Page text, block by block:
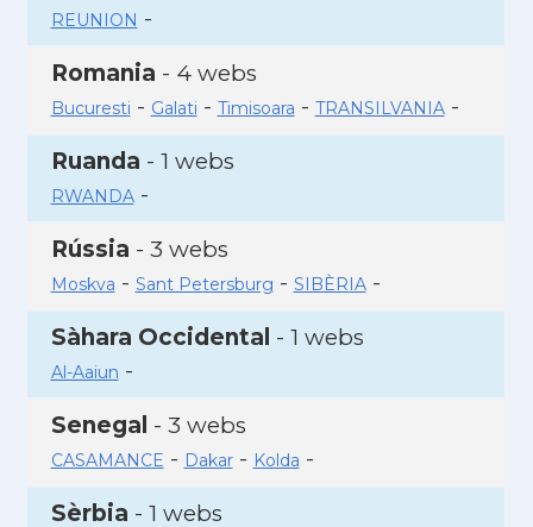
REUNION -
Romania - 4 webs
Bucuresti - Galati - Timisoara - TRANSILVANIA-
Ruanda - 1 webs
RWANDA-
Rússia - 3 webs
Moskva - Sant Petersburg - SIBÈRIA-
Sàhara Occidental - 1 webs
Al-Aaiun -
Senegal - 3 webs
CASAMANCE - Dakar- Kolda -
Sèrbia - 1 webs